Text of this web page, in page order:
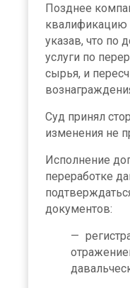
Позднее
квалификацию
указав, что по
услуги по
сырья, и
Суд принял
изменения не
Исполнение
переработке
документов: